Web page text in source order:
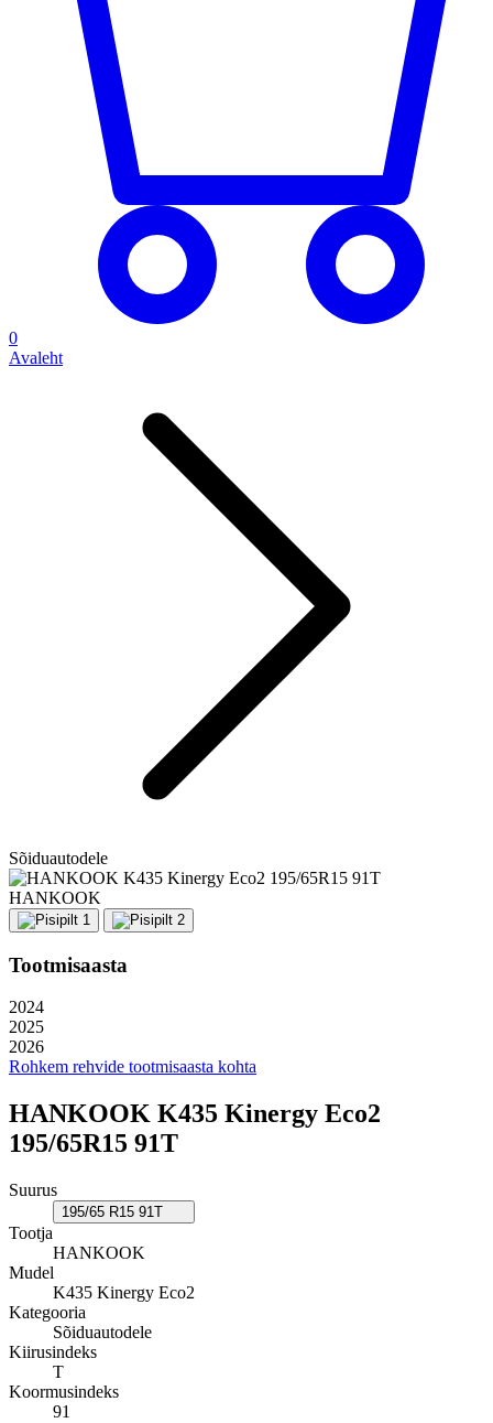
0
Avaleht
Sõiduautodele
HANKOOK
Tootmisaasta
2024
2025
2026
Rohkem rehvide tootmisaasta kohta
HANKOOK K435 Kinergy Eco2
195/65R15 91T
Suurus
195/65 R15 91T
Tootja
HANKOOK
Mudel
K435 Kinergy Eco2
Kategooria
Sõiduautodele
Kiirusindeks
T
Koormusindeks
91